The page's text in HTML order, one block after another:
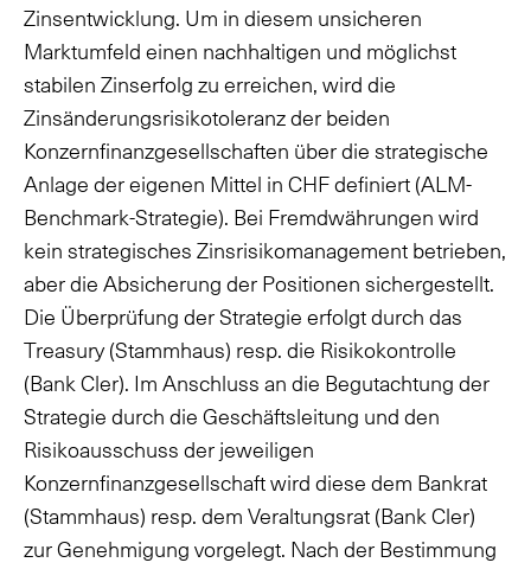
Zinsentwicklung. Um in diesem unsicheren
Marktumfeld einen nachhaltigen und möglichst
stabilen Zinserfolg zu erreichen, wird die
Zinsänderungsrisikotoleranz der beiden
Konzernfinanzgesellschaften über die strategische
Anlage der eigenen Mittel in CHF definiert (ALM-
Benchmark-Strategie). Bei Fremdwährungen wird
kein strategisches Zinsrisikomanagement betrieben,
aber die Absicherung der Positionen sichergestellt.
Die Überprüfung der Strategie erfolgt durch das
Treasury (Stammhaus) resp. die Risikokontrolle
(Bank Cler). Im Anschluss an die Begutachtung der
Strategie durch die Geschäftsleitung und den
Risikoausschuss der jeweiligen
Konzernfinanzgesellschaft wird diese dem Bankrat
(Stammhaus) resp. dem Veraltungsrat (Bank Cler)
zur Genehmigung vorgelegt. Nach der Bestimmung